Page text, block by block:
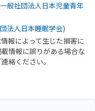
一般社団法人日本児童青年
法人日本睡眠学会)
報によって生じた損害に
情報に誤りがある場合な
絡ください。